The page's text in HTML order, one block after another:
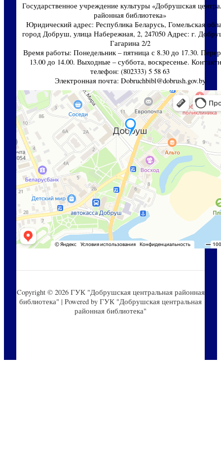
Государственное учреждение культуры «Добрушская
районная библиотека»
Юридический адрес: Республика Беларусь, Гомельская
город Добруш, улица Набережная, 2, 247050 Адрес: г.
Гагарина 2/2
Время работы: Понедельник – пятница с 8.30 до 17.30.
13.00 до 14.00. Выходные – суббота, воскресенье.
телефон: (802333) 5 58 63
Электронная почта: Dobruchbibl@dobrush.gov.by
Copyright © 2026 ГУК "Добрушская центральная районная
библиотека" | Powered by ГУК "Добрушская центральная
районная библиотека"